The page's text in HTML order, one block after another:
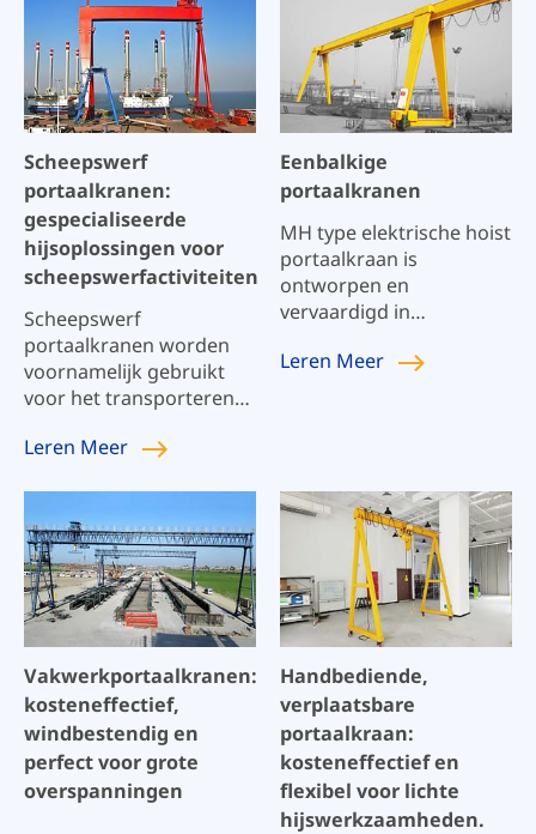
Scheepswerf
portaalkranen:
gespecialiseerde
hijsoplossingen voor
scheepswerfactiviteiten
Scheepswerf
portaalkranen worden
voornamelijk gebruikt
voor het transporteren
scheepsstructuren, het
verplaatsen van
grondstoffen en het
assembleren of
repareren van schepen.
Ze kunnen grote en
zware objecten hanteren
en spelen een cruciale rol
bij het garanderen van
efficiënte en veilige
operaties in
scheepsbouw- en
Leren Meer
Eenbalkige
portaalkranen
MH type elektrische hoist
portaalkraan is
ontworpen en
vervaardigd in
de nationale en
Hoist Gantry Crane"
Leren Meer
Vakwerkportaalkranen:
kosteneffectief,
windbestendig en
perfect voor grote
overspanningen
Handbediende,
verplaatsbare
portaalkraan:
kosteneffectief en
flexibel voor lichte
hijswerkzaamheden.